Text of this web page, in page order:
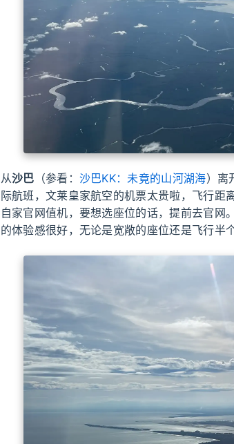
从沙巴 （参看： 沙巴KK：未竟的山河湖海）离
际航班，文莱皇家航空的机票太贵啦，飞行
自家官网值机，要想选座位的话，提前去官网
的体验感很好，无论是宽敞的座位还是飞行半